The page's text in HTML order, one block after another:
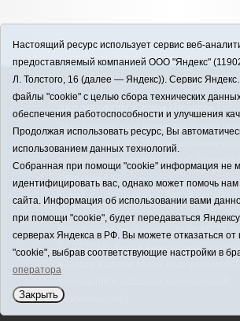
12+
ЗАВОДОУКОВСК online / Новости
Заводоуковского муниципального
Учредитель: АНО "Информационно-
центр "Заводоуковские вести". Главный
E-mail:
zavest@obl72.ru
Тел.: 8 (34542)
Политика оператора
Регистрационный номер Эл № ФС 77-
14.07.2016г. выдан Федеральной
(Роскомнадзор)
Настоящий ресурс использует сервис веб-
предоставляемый компанией ООО "Яндекс"
Л. Толстого, 16 (далее — Яндекс)). Сервис
файлы "cookie" с целью сбора технических
обеспечения работоспособности и улучшения
Продолжая использовать ресурс, Вы
использованием данных технологий.
Собранная при помощи "cookie" информация не
идентифицировать вас, однако может помочь
сайта. Информация об использовании вами
при помощи "cookie", будет передаваться
серверах Яндекса в РФ. Вы можете отказаться от
"cookie", выбрав соответствующие настройки в
оператора
Закрыть